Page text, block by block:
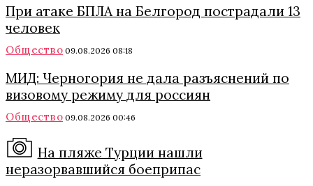
При атаке БПЛА на Белгород пострадали 13
человек
Общество 09.08.2026 08:18
МИД: Черногория не дала разъяснений по
визовому режиму для россиян
Общество 09.08.2026 00:46
На пляже Турции нашли
неразорвавшийся боеприпас